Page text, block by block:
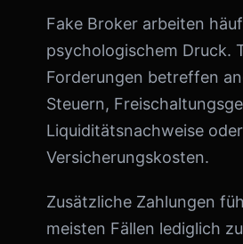
Fake Broker arbeiten
psychologischem Druck.
Forderungen betreffen
Steuern,
Liquiditätsnachweise oder
Versicherungskosten.
Zusätzliche Zahlungen
meisten Fällen lediglich